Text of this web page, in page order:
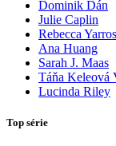
Dominik Dán
Julie Caplin
Rebecca Yarros
Ana Huang
Sarah J. Maas
Táňa Keleová
Lucinda Riley
Top série